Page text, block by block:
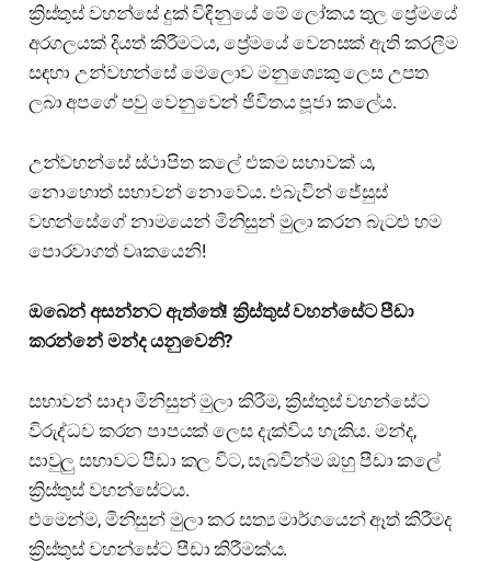
ක්‍රිස්තුස් වහන්සේ දුක් විඳිනුයේ මේ ලෝකය තුල ප්‍රේමයේ
අරගලයක් දියත් කිරීමටය, ප්‍රේමයේ වෙනසක් ඇති කරලීම
සඳහා උන්වහන්සේ මෙලොව මනුශ්‍යෙකු ලෙස උපත
ලබා අපගේ පවු වෙනුවෙන් ජීවිතය පූජා කලේය.
උන්වහන්සේ ස්ථාපිත කලේ එකම සභාවක් ය,
නොහොත් සභාවන් නොවේය. එබැවින් ජේසුස්
වහන්සේගේ නාමයෙන් මිනිසුන් මුලා කරන බැටළු හම
පොරවාගත් වෘකයෙනි!
ඔබෙන් අසන්නට ඇත්තේ! ක්‍රිස්තුස් වහන්සේට පීඩා
කරන්නේ මන්ද යනුවෙනි?
සභාවන් සාදා මිනිසුන් මුලා කිරීම, ක්‍රිස්තුස් වහන්සේට
විරුද්ධව කරන පාපයක් ලෙස දැක්විය හැකිය. මන්ද,
සාවුලු සභාවට පීඩා කල විට, සැබවින්ම ඔහු පීඩා කලේ
ක්‍රිස්තුස් වහන්සේටය.
එමෙන්ම, මිනිසුන් මුලා කර සත්‍ය මාර්ගයෙන් ඈත් කිරීමද
ක්‍රිස්තුස් වහන්සේට පීඩා කිරීමක්ය.